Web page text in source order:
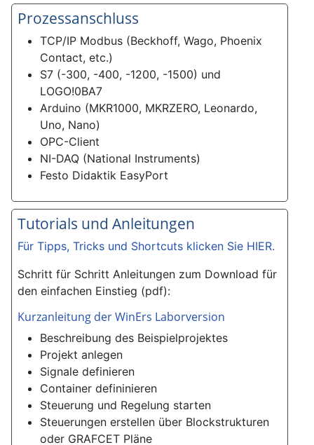
Prozessanschluss
TCP/IP Modbus (Beckhoff, Wago, Phoenix
Contact, etc.)
S7 (-300, -400, -1200, -1500) und
LOGO!0BA7
Arduino (MKR1000, MKRZERO, Leonardo,
Uno, Nano)
OPC-Client
NI-DAQ (National Instruments)
Festo Didaktik EasyPort
Tutorials und Anleitungen
Für Tipps, Tricks und Shortcuts klicken Sie HIER.
Schritt für Schritt Anleitungen zum Download für
den einfachen Einstieg (pdf):
Kurzanleitung der WinErs Laborversion
Beschreibung des Beispielprojektes
Projekt anlegen
Signale definieren
Container defininieren
Steuerung und Regelung starten
Steuerungen erstellen über Blockstrukturen
oder GRAFCET Pläne